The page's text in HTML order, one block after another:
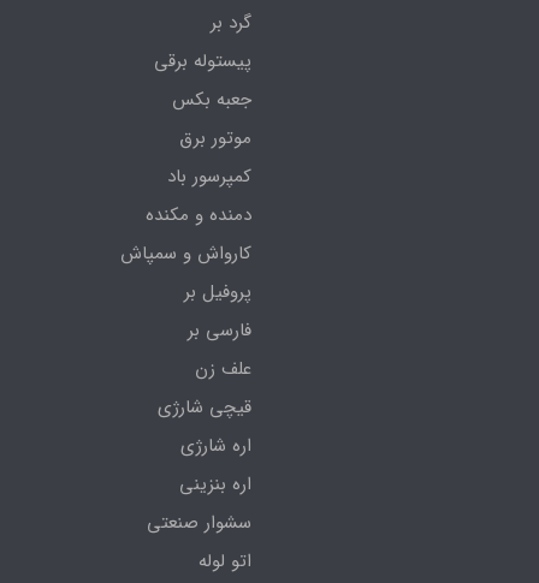
گرد بر
پیستوله برقی
جعبه بکس
موتور برق
کمپرسور باد
دمنده و مکنده
کارواش و سمپاش
پروفیل بر
فارسی بر
علف زن
قیچی شارژی
اره شارژی
اره بنزینی
سشوار صنعتی
اتو لوله